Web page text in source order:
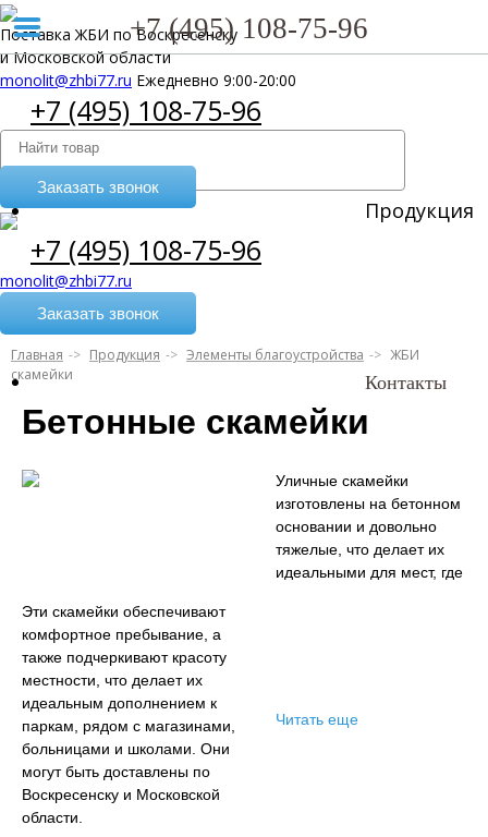
+7 (495) 108-75-96
Продукция
Контакты
Поставка ЖБИ по Воскресенску
и Московской области
monolit@zhbi77.ru Ежедневно 9:00-20:00
+7 (495) 108-75-96
Заказать звонок
+7 (495) 108-75-96
monolit@zhbi77.ru
Заказать звонок
Главная Продукция Элементы благоустройства
ЖБИ
скамейки
Бетонные скамейки
Уличные скамейки
изготовлены на бетонном
основании и довольно
тяжелые, что делает их
идеальными для мест, где
балок, обработанных
Эти скамейки обеспечивают
комфортное пребывание, а
также подчеркивают красоту
местности, что делает их
идеальным дополнением к
паркам, рядом с магазинами,
больницами и школами. Они
могут быть доставлены по
Воскресенску и Московской
области.
Читать еще